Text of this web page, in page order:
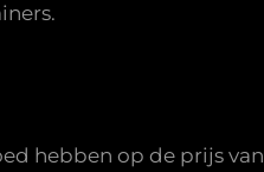
hebben op de prijs